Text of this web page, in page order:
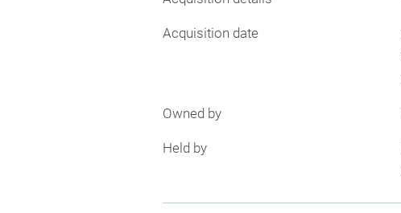
Acquisition date
Owned by
Held by